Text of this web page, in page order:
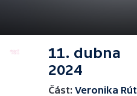
11. dubna
2024
Část: Veronika Rút